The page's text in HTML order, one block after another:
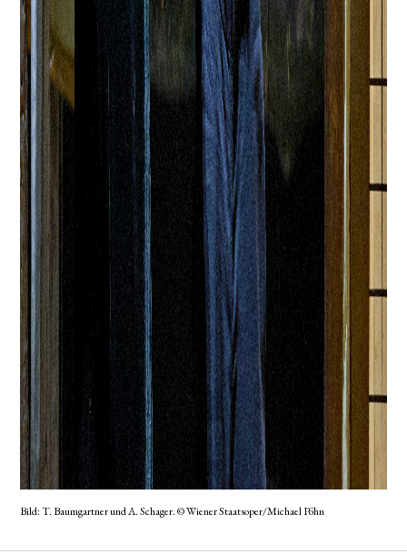
Bild: T. Baumgartner und A. Schager. © Wiener Staatsoper/Michael Pöhn